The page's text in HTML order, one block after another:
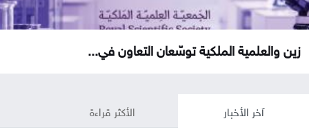
زين والعلمية الملكية توسّعان التعاون في...
آخر الأخبار الأكثر قراءة